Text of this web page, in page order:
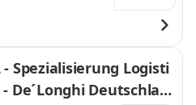
Spezialisierung Logisti
De´Longhi Deutschlan